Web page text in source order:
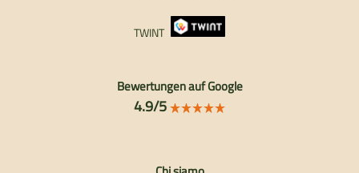
TWINT
Bewertungen auf Google
4.9/5